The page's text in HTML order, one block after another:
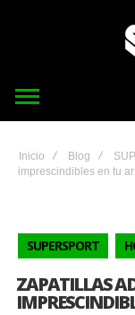
Inicio Blog
imprescindibles en tu
SUPERSPORT
ZAPATILLAS